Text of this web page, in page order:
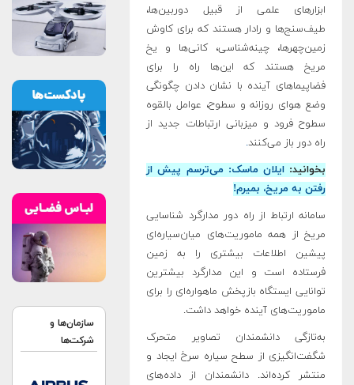
ابزارهای علمی از قبیل دوربین‌ها،
طیف‌سنج‌ها و رادار هستند که برای کاوش
زمین‌چهرها، چینه‌شناسی، کانی‌ها و یخ
مریخ هستند که این‌ها راه را برای
فضاپیماهای آینده با نشان‌ دادن چگونگی
وضع هوای روزانه و سطوح، عوامل بالقوه
سطوح فرود و میزبانی ارتباطات جدید از
راه دور باز می‌کنند.
بخوانید:ایلان ماسک: می‌ترسم پیش از
رفتن به مریخ، بمیرم!
سامانه ارتباط از راه دور مدارگرد شناسایی
مریخ از همه ماموریت‌های میان‌سیاره‌ای
پیشین اطلاعات بیشتری را به زمین
فرستاده‌ است و این مدارگرد بیشترین
توانایی ایستگاه بازپخش ماهواره‌ای را برای
ماموریت‌های آینده خواهد داشت.
به‌تازگی دانشمندان تصاویر متحرک
شگفت‌انگیزی از سطح سیاره سرخ ایجاد و
منتشر کرده‌اند. دانشمندان از داده‌های
سازمان‌ها و
شرکت‌ها